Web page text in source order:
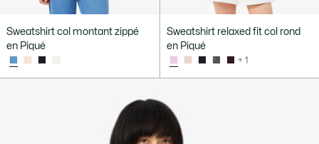
Sweatshirt col montant zippé
en Piqué
Sweatshirt relaxed fit col rond
en Piqué
+ 1